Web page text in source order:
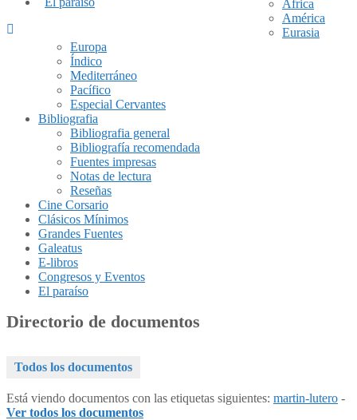
África
América
Eurasia
Europa
Índico
Mediterráneo
Pacífico
Especial Cervantes
Bibliografia
Bibliografia general
Bibliografía recomendada
Fuentes impresas
Notas de lectura
Reseñas
Cine Corsario
Clásicos Mínimos
Grandes Fuentes
Galeatus
E-libros
Congresos y Eventos
El paraíso
Directorio de documentos
Todos los documentos
Está viendo documentos con las etiquetas siguientes: martin-lutero -
Ver todos los documentos